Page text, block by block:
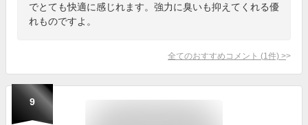
でとても快適に感じれます。強力に臭いも抑えてくれる優
れものですよ。
全てのおすすめコメント (1 件) >
9